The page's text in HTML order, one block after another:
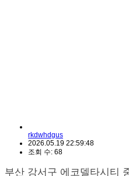
rkdwhdgus
2026.05.19 22:59:48
조회 수: 68
부산 강서구 에코델타시티